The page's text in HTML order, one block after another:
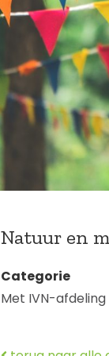
Natuur en
Categorie
Met IVN-afdeling